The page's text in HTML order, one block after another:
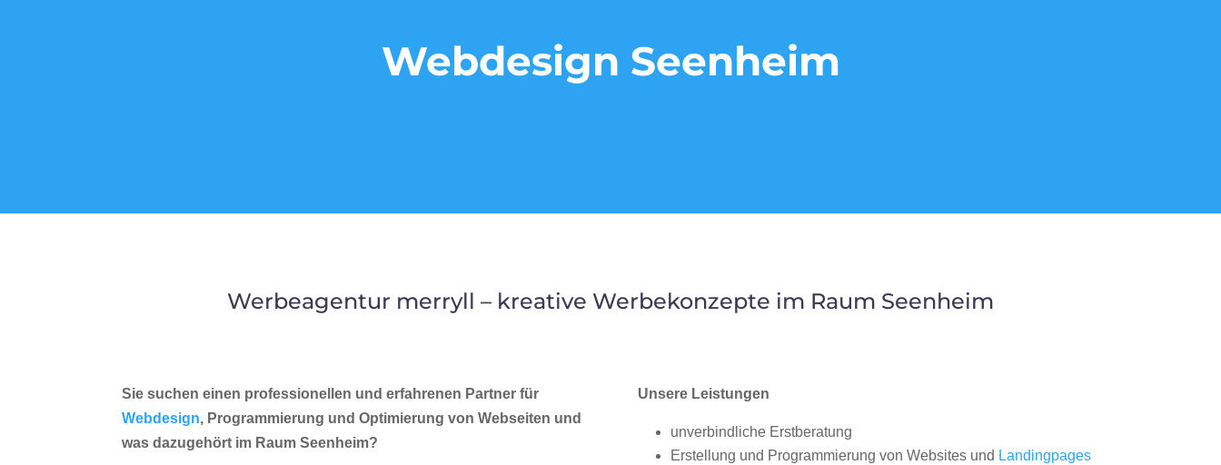
Webdesign Seenheim
Werbeagentur merryll – kreative Werbekonzepte im Raum Seenheim
Sie suchen einen professionellen und erfahrenen Partner für
Webdesign, Programmierung und Optimierung von Webseiten und
was dazugehört im Raum Seenheim?
Unsere Leistungen
unverbindliche Erstberatung
Erstellung und Programmierung von Websites und Landingpages